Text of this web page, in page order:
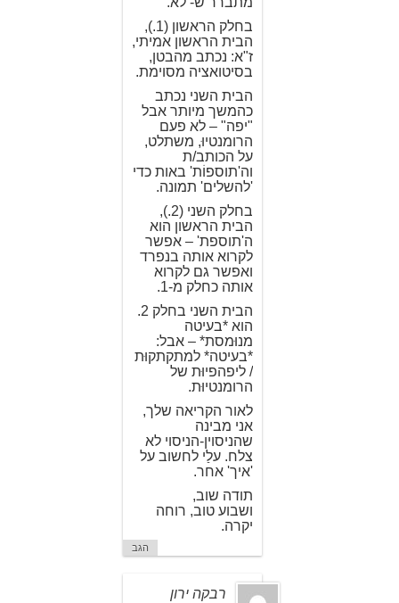
בחלק הראשון (1.),
הבית הראשון אמיתי,
ז"א: נכתב מהבטן,
בסיטואציה מסוימת.
הבית השני נכתב
כהמשך מיותר אבל
"יפה" – לא פעם
הרומנטיוּ, משתלט,
על הכותב/ת
וה'תוספוֹת' באות כדי
'להשלים' תמונה.
בחלק השני (2.),
הבית הראשון הוא
ה'תוספת' – אפשר
לקרוא אותה בנפרד
ואפשר גם לקרוא
אותה כחלק מ-1.
הבית השני בחלק 2.
הוא *בעיטה
מנוּמסת* – אבל:
*בעיטה* למתקתקוּת
/ ליפהפיוּת של
הרומנטיוּת.
לאור הקריאה שלך,
אני מבינה
שהניסוין-הניסוי לא
צלח. עלַי לחשוב על
'איך' אחר.
תודה שוב,
ושבוע טוב, רוחה
יקרה.
הגב
רבקה ירון